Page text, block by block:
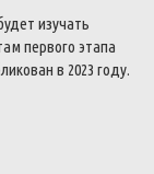
изучать
первого этапа
в 2023 году.